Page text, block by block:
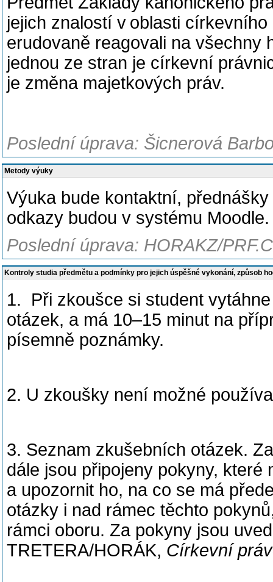
jejich znalostí v oblasti
erudovaně reagovali na všechny
jednou ze stran je církevní
je změna majetkových práv.
Poslední úprava: Šicnerová
Metody výuky
Výuka bude kontaktní,
odkazy budou v systému Moodle.
Poslední úprava: HORAKZ/
Kontroly studia předmětu a podmínky pro jejich úspěšné vykonání, způsob
1.
Při zkoušce si student
otázek, a má 10–15 minut na
písemně poznámky.
2. U zkoušky není možné
3. Seznam zkušebních otázek.
dále jsou připojeny pokyny, které
a upozornit ho, na co se má
otázky i nad rámec těchto
rámci oboru. Za pokyny jsou
TRETERA/HORÁK, Církevní